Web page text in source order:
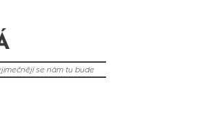
se nám tu bude